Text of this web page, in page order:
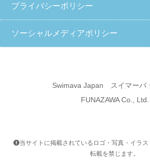
プライバシーポリシー
ソーシャルメディアポリシー
Swimava Japan スイマーバ
FUNAZAWA Co., Ltd.
当サイトに掲載されているロゴ・写真・イラス
転載を禁じます。